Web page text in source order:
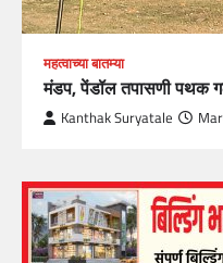
महत्वाच्या बातम्या
मंडप, पेंडॉल तपासणी पथक
Kanthak Suryatale